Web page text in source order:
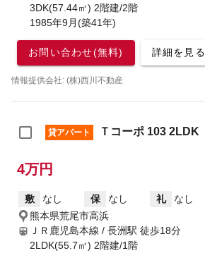
3DK(57.44㎡) 2階建/2階
1985年9月(築41年)
お問い合わせ(無料) 詳細を見る
情報提供会社: (株)西川不動産
貸アパート Ｔコーポ 103 2LDK
4万円
敷 なし 保 なし 礼
なし
熊本県荒尾市高浜
ＪＲ鹿児島本線 / 長洲駅 徒歩18分
2LDK(55.7㎡) 2階建/1階